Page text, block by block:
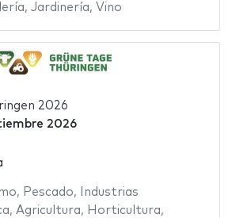
, Jardinería, Vino
2026
2026
, Pescado,
Industrias
, Agricultura, Horticultura,